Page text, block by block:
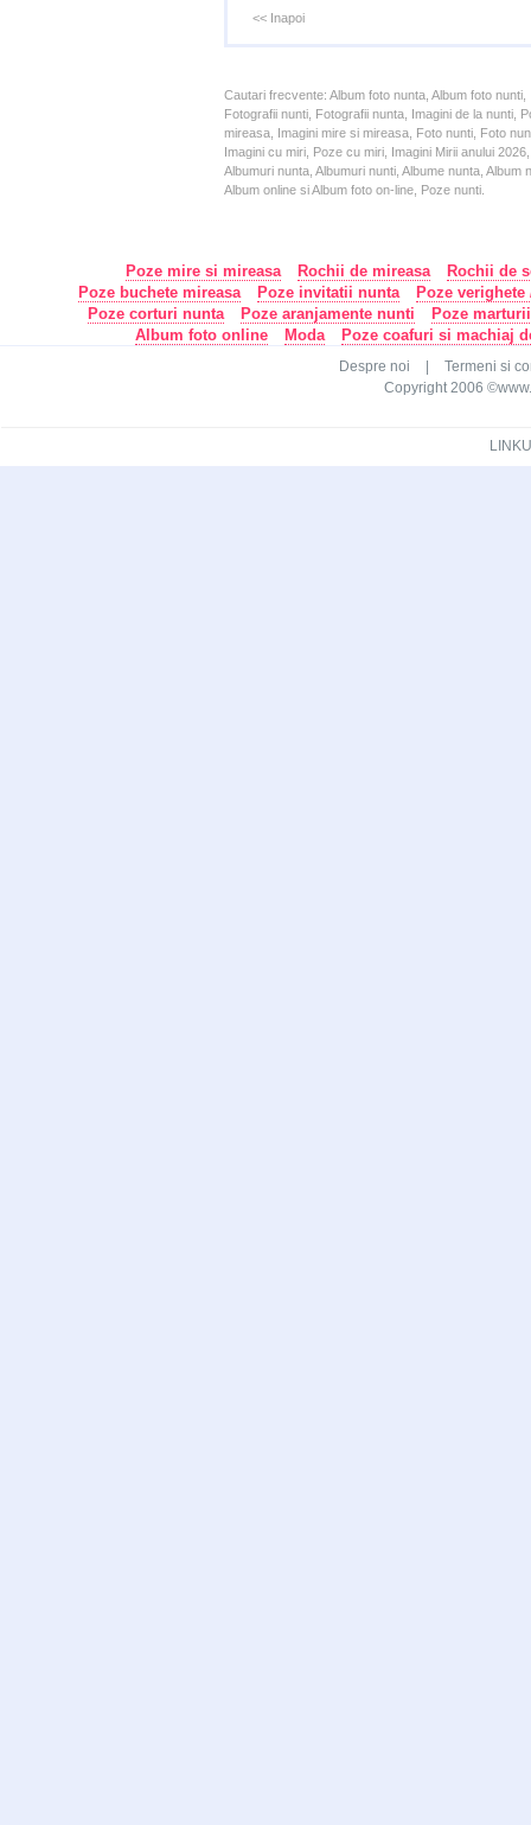
<< Inapoi
Cautari frecvente: Album foto nunta, Album foto
Fotografii nunti, Fotografii nunta, Imagini de la nunti,
mireasa, Imagini mire si mireasa, Foto nunti, Foto
Imagini cu miri, Poze cu miri, Imagini Mirii anului
Albumuri nunta, Albumuri nunti, Albume nunta,
Album online si Album foto on-line, Poze nunti.
Poze mire si mireasa Rochii de mireasa
Rochii de
Poze buchete mireasa
Poze invitatii nunta
Poze
Poze corturi nunta
Poze aranjamente nunti
Poze
Album foto online
Moda Poze coafuri si machiaj
Despre noi
Termeni si
Copyright 2006